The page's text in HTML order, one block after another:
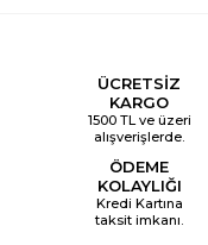
ÜCRETSİZ
KARGO
1500 TL ve üzeri
alışverişlerde.
ÖDEME
KOLAYLIĞI
Kredi Kartına
taksit imkanı.